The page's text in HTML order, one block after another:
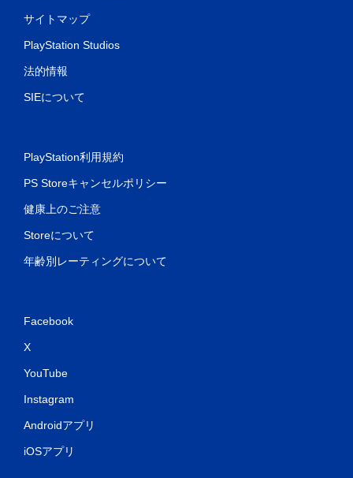
サイトマップ
PlayStation Studios
法的情報
SIEについて
PlayStation利用規約
PS Storeキャンセルポリシー
健康上のご注意
Storeについて
年齢別レーティングについて
Facebook
X
YouTube
Instagram
Androidアプリ
iOSアプリ